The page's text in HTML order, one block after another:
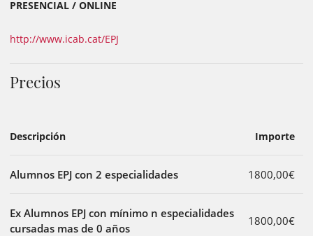
PRESENCIAL / ONLINE
http://www.icab.cat/EPJ
Precios
Descripción Importe
Alumnos EPJ con 2 especialidades 1800,00€
Ex Alumnos EPJ con mínimo n especialidades
cursadas mas de 0 años
1800,00€